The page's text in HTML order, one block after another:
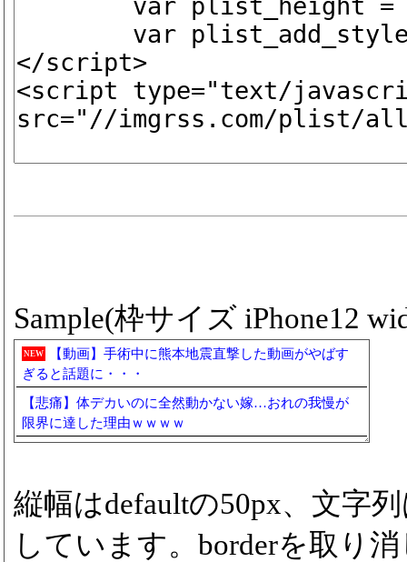
Sample(枠サイズ iPhone12
NEW
【動画】手術中に熊本地震直撃した動画がやばす
ぎると話題に・・・
【悲痛】体デカいのに全然動かない嫁…おれの我慢が
限界に達した理由ｗｗｗｗ
縦幅はdefaultの50px、文字
しています。borderを取り